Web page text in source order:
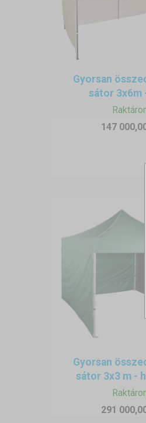
Gyorsan
sátor 3x6m
147
Gyorsan
sátor 3x3 m -
291